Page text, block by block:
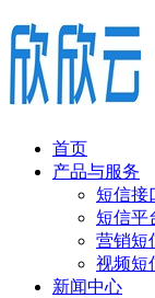
首页
产品与服务
短信接
短信平
营销短
视频短
新闻中心